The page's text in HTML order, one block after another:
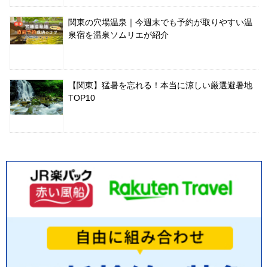
関東の穴場温泉｜今週末でも予約が取りやすい温
泉宿を温泉ソムリエが紹介
【関東】猛暑を忘れる！本当に涼しい厳選避暑地
TOP10